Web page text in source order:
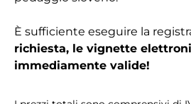
È sufficiente eseguire la
richiesta, le vignette
immediamente valide!